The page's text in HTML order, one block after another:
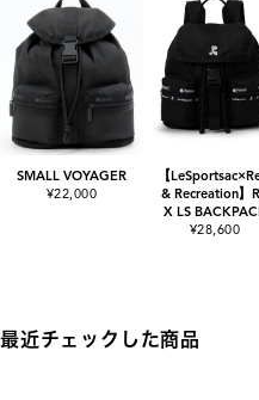
SMALL VOYAGER
¥22,000
【
& Recreation】
X LS
¥28,600
最近チェックした商品